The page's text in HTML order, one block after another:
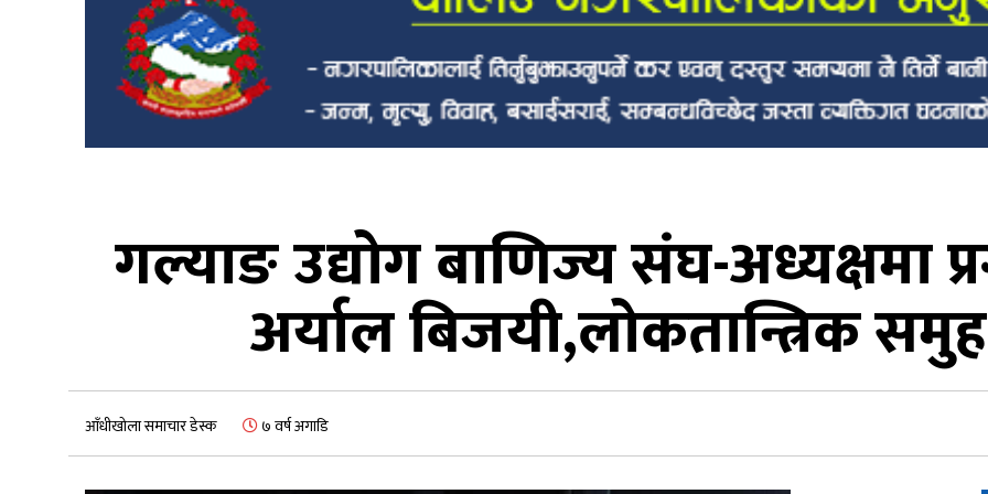
गल्याङ उद्योग बाणिज्य संघ-अध्यक्षमा
अर्याल बिजयी,लोकतान्त्रिक
आँधीखोला समाचार डेस्क ७ वर्ष अगाडि